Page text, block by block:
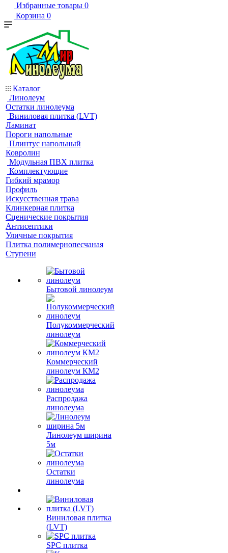
Избранные товары 0
Корзина 0
Каталог
Линолеум
Остатки линолеума
Виниловая плитка (LVT)
Ламинат
Пороги напольные
Плинтус напольный
Ковролин
Модульная ПВХ плитка
Комплектующие
Гибкий мрамор
Профиль
Искусственная трава
Клинкерная плитка
Сценические покрытия
Антисептики
Уличные покрытия
Плитка полимернопесчаная
Ступени
Бытовой линолеум
Полукоммерческий
линолеум
Коммерческий
линолеум КМ2
Распродажа
линолеума
Линолеум ширина
5м
Остатки
линолеума
Виниловая плитка
(LVT)
SPC плитка